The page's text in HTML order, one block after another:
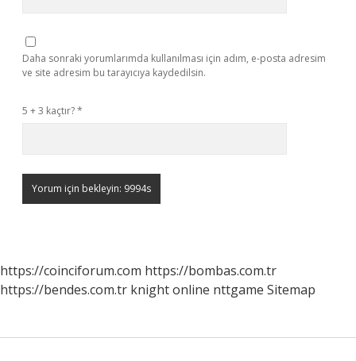
Daha sonraki yorumlarımda kullanılması için adım, e-posta adresim
ve site adresim bu tarayıcıya kaydedilsin.
5 + 3 kaçtır?*
https://coinciforum.com https://bombas.com.tr
https://bendes.com.tr knight online nttgame Sitemap